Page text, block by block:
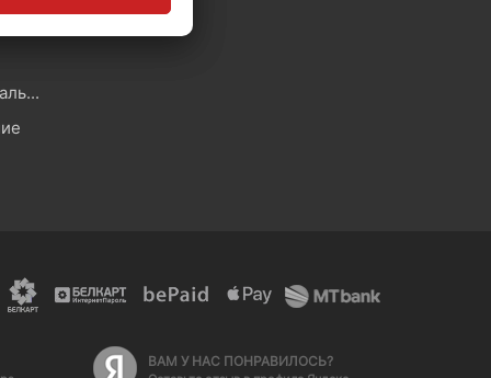
Политика обработки персональных данных
ВАМ У НАС ПОНРАВИЛОСЬ?